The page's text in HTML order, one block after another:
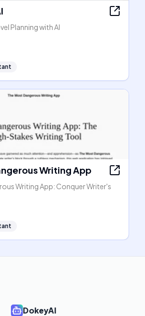
Planning with AI
Writing App
Writing App: Conquer Writer's
DokeyAI